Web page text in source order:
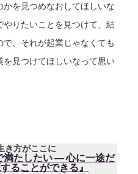
を見つめなおしてほしいな
やりたいことを見つけて、結
、それが起業じゃなくても
見つけてほしいなって思い
き方がここに
満たしたい ― 心に一途だ
ることができる』